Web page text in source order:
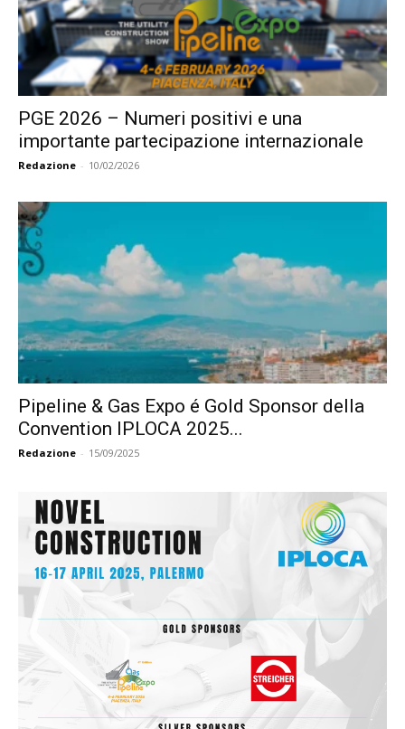
PGE 2026 – Numeri positivi e una
importante partecipazione internazionale
Redazione - 10/02/2026
Pipeline & Gas Expo é Gold Sponsor della
Convention IPLOCA 2025...
Redazione - 15/09/2025